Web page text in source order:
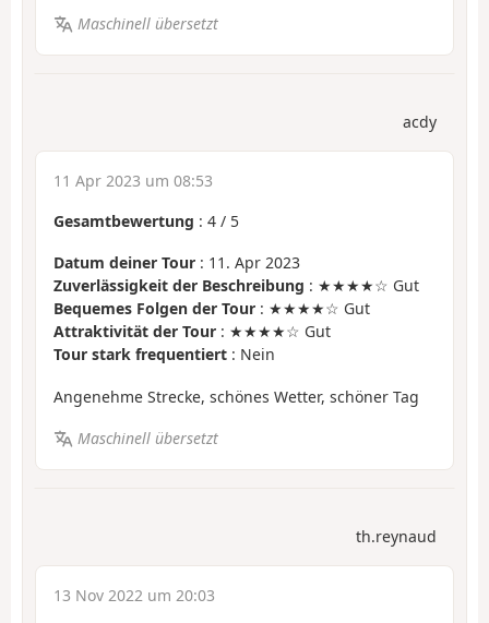
Maschinell übersetzt
acdy
11 Apr 2023 um 08:53
Gesamtbewertung : 4 / 5
Datum deiner Tour : 11. Apr 2023
Zuverlässigkeit der Beschreibung : ★★★★☆ Gut
Bequemes Folgen der Tour : ★★★★☆ Gut
Attraktivität der Tour : ★★★★☆ Gut
Tour stark frequentiert : Nein
Angenehme Strecke, schönes Wetter, schöner Tag
Maschinell übersetzt
th.reynaud
13 Nov 2022 um 20:03